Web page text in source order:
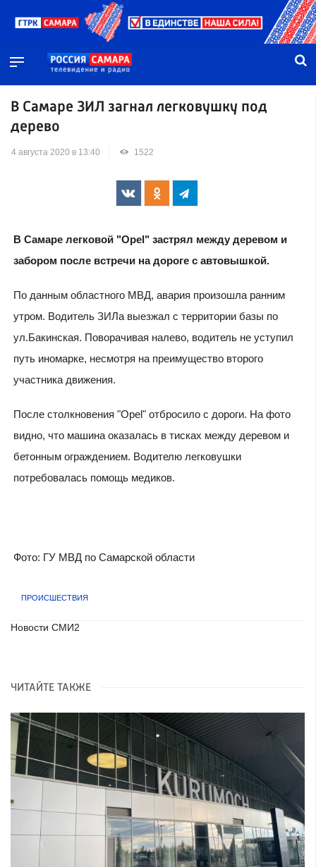
В Самаре ЗИЛ загнал легковушку под
дерево
4 августа 2020 в 13:40 1522
В Самаре легковой "Opel" застрял между деревом и
забором после встречи на дороге с автовышкой.
По данным областного МВД, авария произошла ранним
утром. Водитель ЗИЛа выезжал с территории базы по
ул.Бакинская. Поворачивая налево, водитель не уступил
путь иномарке, несмотря на преимущество второго
участника движения.
После столкновения "Opel" отбросило с дороги. На фото
видно, что машина оказалась в тисках между деревом и
бетонным ограждением. Водителю легковушки
потребовалась помощь медиков.
Фото: ГУ МВД по Самарской области
ПРОИСШЕСТВИЯ
Новости СМИ2
ЧИТАЙТЕ ТАКЖЕ